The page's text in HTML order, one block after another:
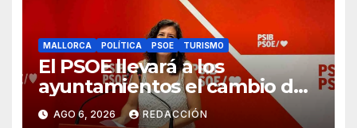
MALLORCA POLÍTICA PSOE TURISMO
El PSOE llevará a los
ayuntamientos el cambio de
modelo turístico y de vivienda
AGO 6, 2026 REDACCIÓN